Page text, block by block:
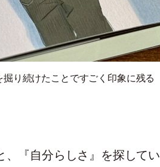
り続けたことですごく印象に残る
、『自分らしさ』を探してい